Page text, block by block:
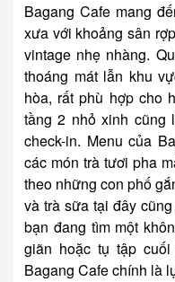
Bagang Cafe mang
xưa với khoảng sân
vintage nhẹ nhàng.
thoáng mát lẫn khu
hòa, rất phù hợp cho
tầng 2 nhỏ xinh cũng
check-in. Menu của
các món trà tươi pha
theo những con phố
và trà sữa tại đây
bạn đang tìm một
giãn hoặc tụ tập
Bagang Cafe chính là